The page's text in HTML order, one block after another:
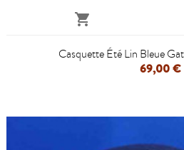

Casquette Été Lin Bleue
69,00 €